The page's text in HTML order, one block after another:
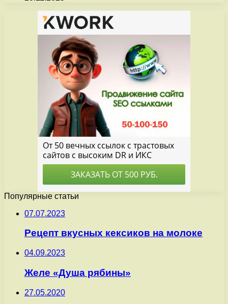
Популярные статьи
07.07.2023
Рецепт вкусных кексиков на молоке
04.09.2023
Желе «Душа рябины»
27.05.2020